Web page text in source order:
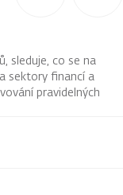
sleduje, co se na
sektory financí a
pravidelných